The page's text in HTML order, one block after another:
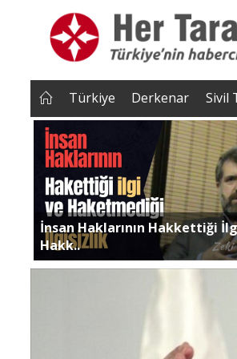
• Türkiye, Pakistan ve
Mekke
Türkiye Derkenar Sivil
İnsan Haklarının Hakkettiği
Hakk..